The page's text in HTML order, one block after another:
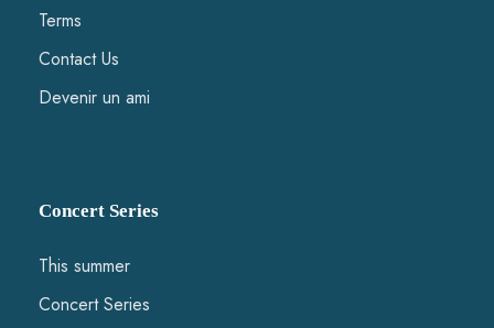
e
n
t
Terms
Contact Us
Devenir un ami
Concert Series
This summer
Concert Series